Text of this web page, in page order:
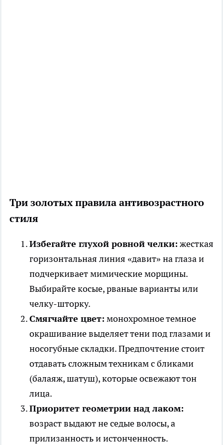
Три золотых правила антивозрастного
стиля
Избегайте глухой ровной челки: жесткая
горизонтальная линия «давит» на глаза и
подчеркивает мимические морщины.
Выбирайте косые, рваные варианты или
челку-шторку.
Смягчайте цвет: монохромное темное
окрашивание выделяет тени под глазами и
носогубные складки. Предпочтение стоит
отдавать сложным техникам с бликами
(балаяж, шатуш), которые освежают тон
лица.
Приоритет геометрии над лаком:
возраст выдают не седые волосы, а
прилизанность и истонченность.